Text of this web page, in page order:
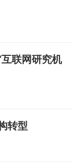
联网研究机
转型